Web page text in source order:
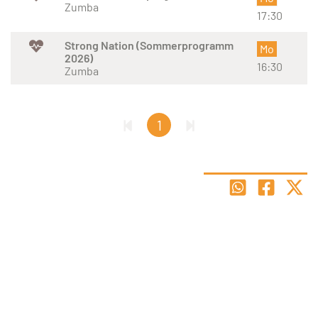
Zumba
17:30
Strong Nation (Sommerprogramm
2026)
Zumba
Mo
16:30
1